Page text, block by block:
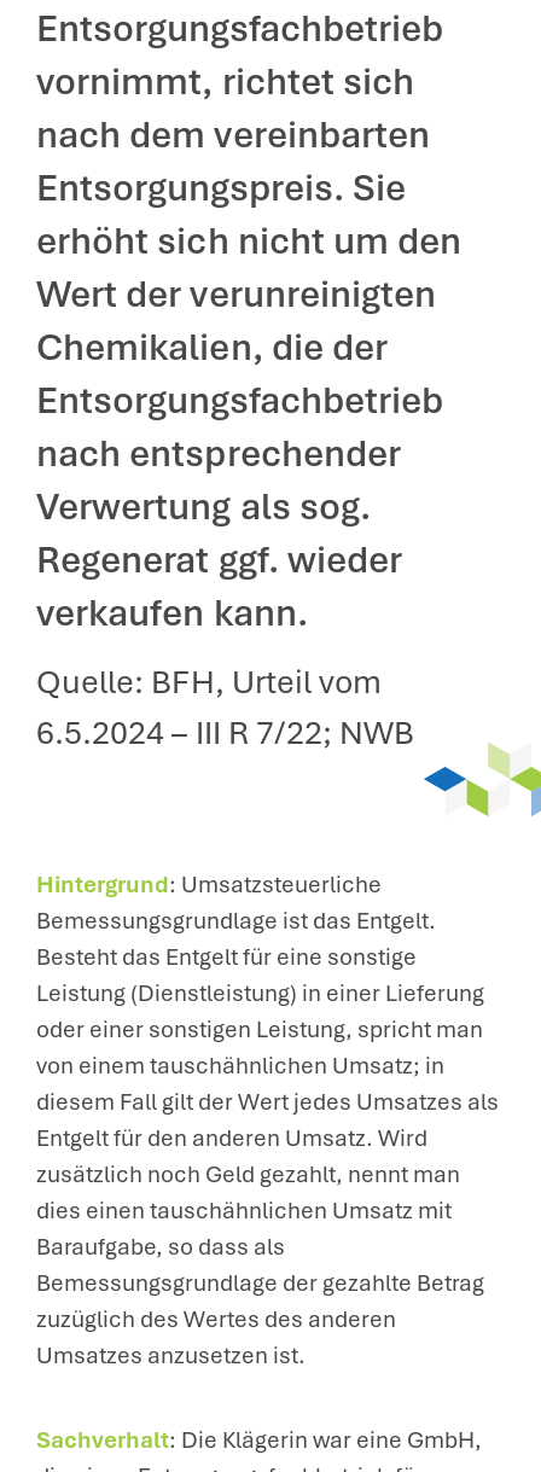
Entsorgungsfachbetrieb
vornimmt, richtet sich
nach dem vereinbarten
Entsorgungspreis. Sie
erhöht sich nicht um den
Wert der verunreinigten
Chemikalien, die der
Entsorgungsfachbetrieb
nach entsprechender
Verwertung als sog.
Regenerat ggf. wieder
verkaufen kann.
Quelle: BFH, Urteil vom
6.5.2024 – III R 7/22; NWB
Hintergrund: Umsatzsteuerliche
Bemessungsgrundlage ist das Entgelt.
Besteht das Entgelt für eine sonstige
Leistung (Dienstleistung) in einer Lieferung
oder einer sonstigen Leistung, spricht man
von einem tauschähnlichen Umsatz; in
diesem Fall gilt der Wert jedes Umsatzes als
Entgelt für den anderen Umsatz. Wird
zusätzlich noch Geld gezahlt, nennt man
dies einen tauschähnlichen Umsatz mit
Baraufgabe, so dass als
Bemessungsgrundlage der gezahlte Betrag
zuzüglich des Wertes des anderen
Umsatzes anzusetzen ist.
Sachverhalt: Die Klägerin war eine GmbH,